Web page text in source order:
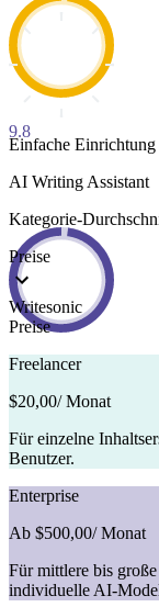
9.8
Einfache Einrichtung
AI Writing Assistant
Kategorie-
Preise
Writesonic
Preise
Freelancer
$20,00/ Monat
Für einzelne
Benutzer.
Enterprise
Ab $500,00/ Monat
Für mittlere bis
individuelle AI-